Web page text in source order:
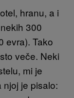
hranu, a i
300
evra). Tako
veče. Neki
mi je
je pisalo: